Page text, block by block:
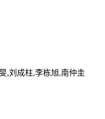
,刘成柱,李栋旭,南仲圭